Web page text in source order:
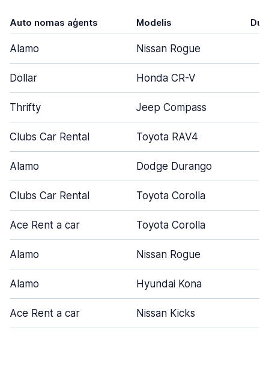
Auto nomas aģents Modelis
Alamo Nissan Rogue
Dollar Honda CR-V
Thrifty Jeep Compass
Clubs Car Rental Toyota RAV4
Alamo Dodge Durango
Clubs Car Rental Toyota Corolla
Ace Rent a car Toyota Corolla
Alamo Nissan Rogue
Alamo Hyundai Kona
Ace Rent a car Nissan Kicks